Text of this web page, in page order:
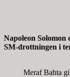
Napoleon
SM-drottningen i
Meraf Bahta